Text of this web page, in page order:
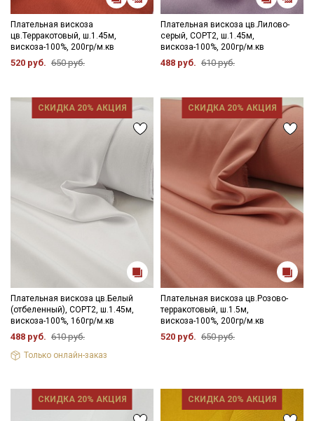
Плательная вискоза
цв.Терракотовый, ш.1.45м,
вискоза-100%, 200гр/м.кв
520 руб. 650 руб.
Плательная вискоза цв.Лилово-
серый, СОРТ2, ш.1.45м,
вискоза-100%, 200гр/м.кв
488 руб. 610 руб.
СКИДКА 20% АКЦИЯ
Плательная вискоза цв.Белый
(отбеленный), СОРТ2, ш.1.45м,
вискоза-100%, 160гр/м.кв
488 руб. 610 руб.
Только онлайн-заказ
СКИДКА 20% АКЦИЯ
Плательная вискоза цв.Розово-
терракотовый, ш.1.5м,
вискоза-100%, 200гр/м.кв
520 руб. 650 руб.
СКИДКА 20% АКЦИЯ СКИДКА 20% АКЦИЯ
Секретная рассылка от Купава
промокоды и скидки до 30% на узкие
категории тканей